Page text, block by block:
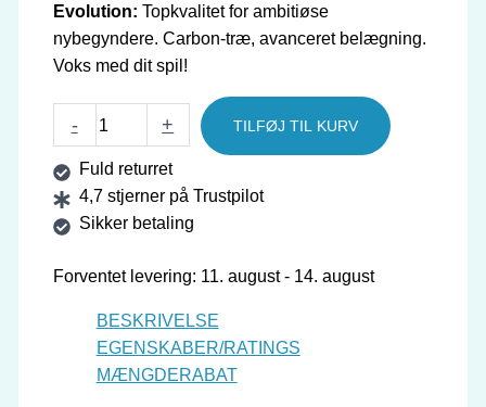
pris
var:
1.352,50 kr..
pris
er:
Evolution: Topkvalitet for ambitiøse
nybegyndere. Carbon-træ, avanceret belægning.
Voks med dit spil!
-
Evolution
bordtennisbat
antal
+ TILFØJ TIL KURV
Fuld returret
4,7 stjerner på Trustpilot
Sikker betaling
Forventet levering: 11. august - 14. august
BESKRIVELSE
EGENSKABER/RATINGS
MÆNGDERABAT